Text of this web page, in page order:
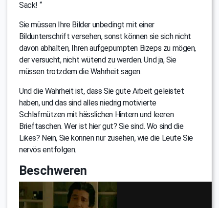
Sack! “
Sie müssen Ihre Bilder unbedingt mit einer
Bildunterschrift versehen, sonst können sie sich nicht
davon abhalten, Ihren aufgepumpten Bizeps zu mögen,
der versucht, nicht wütend zu werden. Und ja, Sie
müssen trotzdem die Wahrheit sagen.
Und die Wahrheit ist, dass Sie gute Arbeit geleistet
haben, und das sind alles niedrig motivierte
Schlafmützen mit hässlichen Hintern und leeren
Brieftaschen. Wer ist hier gut? Sie sind. Wo sind die
Likes? Nein, Sie können nur zusehen, wie die Leute Sie
nervös entfolgen.
Beschweren